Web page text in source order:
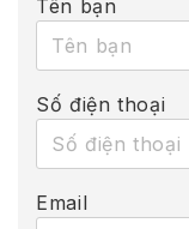
Tên bạn
Số điện thoại
Email